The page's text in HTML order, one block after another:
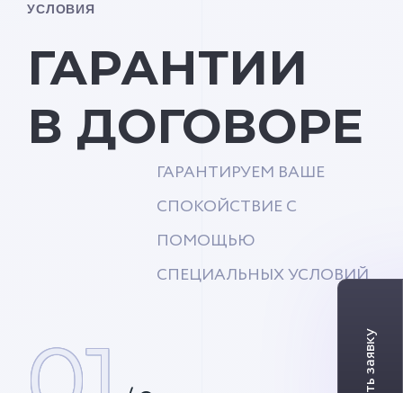
УСЛОВИЯ
ГАРАНТИИ
В ДОГОВОРЕ
ГАРАНТИРУЕМ ВАШЕ
СПОКОЙСТВИЕ С
ПОМОЩЬЮ
СПЕЦИАЛЬНЫХ УСЛОВИЙ